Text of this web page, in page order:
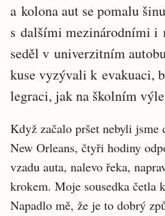
a kolona aut se pomalu
s dalšími mezinárodními i
seděl v univerzitním
kuse vyzývali k evakuaci,
legraci, jak na školním
Když začalo pršet nebyli
New Orleans, čtyři hodiny
vzadu auta, nalevo řeka,
krokem. Moje sousedka četla
Napadlo mě, že je to dobrý